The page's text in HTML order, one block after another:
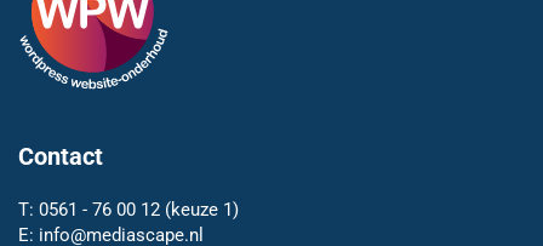
Contact
T: 0561 - 76 00 12 (keuze 1)
E: info@mediascape.nl